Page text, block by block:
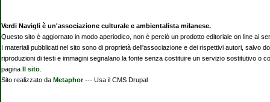
Verdi Navigli è un'associazione culturale e ambientalista milanese.
Questo sito è aggiornato in modo aperiodico, non è perciò un prodotto editoriale on line ai
I materiali pubblicati nel sito sono di proprietà dell'associazione e dei rispettivi autori, salvo
riproduzioni di testi e immagini segnalano la fonte senza costituire un servizio sostitutivo o
pagina Il sito
Sito realizzato da Metaphor--- Usa il CMS Drupal